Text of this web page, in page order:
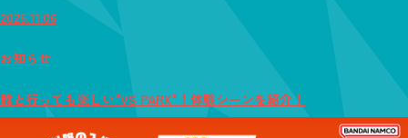
2025.11.06
お知らせ
誰と行っても楽しい"VS PARK"！体験シーンを紹介！